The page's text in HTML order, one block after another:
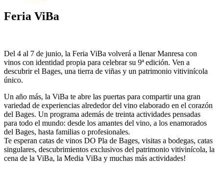
Feria ViBa
Del 4 al 7 de junio, la Feria ViBa volverá a llenar Manresa con
vinos con identidad propia para celebrar su 9ª edición. Ven a
descubrir el Bages, una tierra de viñas y un patrimonio vitivinícola
único.
Un año más, la ViBa te abre las puertas para compartir una gran
variedad de experiencias alrededor del vino elaborado en el corazón
del Bages. Un programa además de treinta actividades pensadas
para todo el mundo: desde los amantes del vino, a los enamorados
del Bages, hasta familias o profesionales.
Te esperan catas de vinos DO Pla de Bages, visitas a bodegas, catas
singulares, descubrimientos exclusivos del patrimonio vitivinícola, la
cena de la ViBa, la Media ViBa y muchas más actividades!